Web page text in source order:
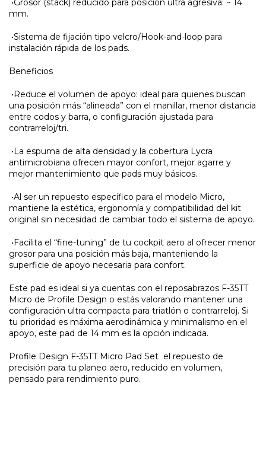
•Grosor (stack) reducido para posición ultra agresiva: ~ 14
mm.
•Sistema de fijación tipo velcro/Hook-and-loop para
instalación rápida de los pads.
Beneficios
•Reduce el volumen de apoyo: ideal para quienes buscan
una posición más “alineada” con el manillar, menor distancia
entre codos y barra, o configuración ajustada para
contrarreloj/tri.
•La espuma de alta densidad y la cobertura Lycra
antimicrobiana ofrecen mayor confort, mejor agarre y
mejor mantenimiento que pads muy básicos.
•Al ser un repuesto específico para el modelo Micro,
mantiene la estética, ergonomía y compatibilidad del kit
original sin necesidad de cambiar todo el sistema de apoyo.
•Facilita el “fine-tuning” de tu cockpit aero al ofrecer menor
grosor para una posición más baja, manteniendo la
superficie de apoyo necesaria para confort.
Este pad es ideal si ya cuentas con el reposabrazos F-35TT
Micro de Profile Design o estás valorando mantener una
configuración ultra compacta para triatlón o contrarreloj. Si
tu prioridad es máxima aerodinámica y minimalismo en el
apoyo, este pad de 14 mm es la opción indicada.
Profile Design F-35TT Micro Pad Set el repuesto de
precisión para tu planeo aero, reducido en volumen,
pensado para rendimiento puro.